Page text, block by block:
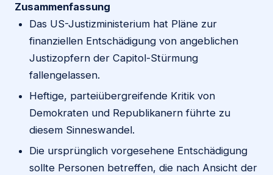
Zusammenfassung
Das US-Justizministerium hat Pläne zur
finanziellen Entschädigung von angeblichen
Justizopfern der Capitol-Stürmung
fallengelassen.
Heftige, parteiübergreifende Kritik von
Demokraten und Republikanern führte zu
diesem Sinneswandel.
Die ursprünglich vorgesehene Entschädigung
sollte Personen betreffen, die nach Ansicht der